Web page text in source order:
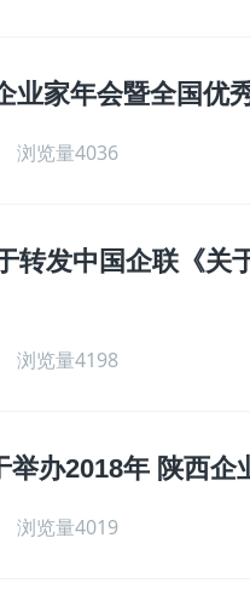
业家年会暨全国优
浏览量4036
转发中国企联《
浏览量4198
举办2018年 陕西企
浏览量4019